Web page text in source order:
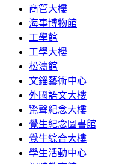
商管大樓
海事博物館
工學館
工學大樓
松濤館
文錙藝術中心
外國語文大樓
驚聲紀念大樓
覺生紀念圖書館
覺生綜合大樓
學生活動中心